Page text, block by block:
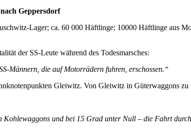
Geppersdorf
Lager; ca. 60 000 Häftlinge; 10000 Häftlinge aus
der SS-Leute während des Todesmarsches:
Männern, die auf Motorrädern fuhren, erschossen.“
Gleiwitz. Von Gleiwitz in Güterwaggons
Kohlewaggons und bei 15 Grad unter Null – die Fahrt